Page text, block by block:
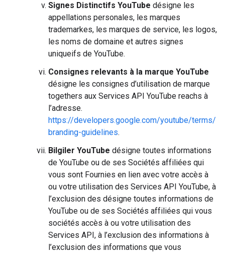
Signes Distinctifs YouTube désigne les
appellations personales, les marques
trademarkes, les marques de service, les logos,
les noms de domaine et autres signes
uniqueifs de YouTube.
Consignes relevants à la marque YouTube
désigne les consignes d’utilisation de marque
togethers aux Services API YouTube reachs à
l’adresse.
https://developers.google.com/youtube/terms/
branding-guidelines.
Bilgiler YouTube désigne toutes informations
de YouTube ou de ses Sociétés affiliées qui
vous sont Fournies en lien avec votre accès à
ou votre utilisation des Services API YouTube, à
l’exclusion des désigne toutes informations de
YouTube ou de ses Sociétés affiliées qui vous
sociétés accès à ou votre utilisation des
Services API, à l’exclusion des informations à
l’exclusion des informations que vous